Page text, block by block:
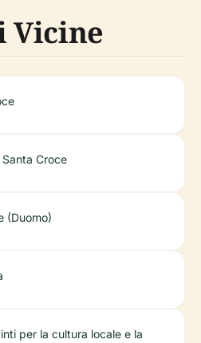
Vicine
Santa Croce
(Duomo)
per la cultura locale e la